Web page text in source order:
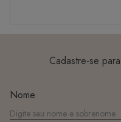
Cadastre-se
Nome